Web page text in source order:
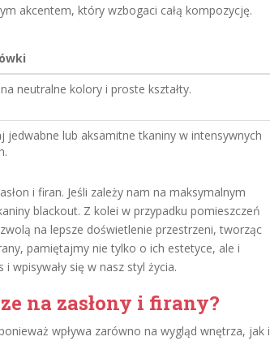
akcentem, który wzbogaci całą kompozycję.
neutralne kolory i proste kształty.
jedwabne lub aksamitne tkaniny w intensywnych
i firan. Jeśli zależy nam na maksymalnym
blackout. Z kolei w przypadku pomieszczeń
na lepsze doświetlenie przestrzeni, tworząc
pamiętajmy nie tylko o ich estetyce, ale i
i wpisywały się w nasz styl życia.
na zasłony i firany?
wpływa zarówno na wygląd wnętrza, jak i